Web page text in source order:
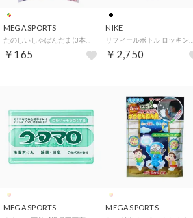
MEGA SPORTS
￥165
NIKE
￥2,750
MEGA SPORTS MEGA SPORTS